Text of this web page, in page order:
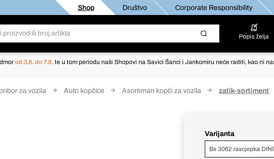
Shop Društvo Corporate Responsibility
Popis želja
od 3.8. do 7.8. te u tom periodu naši Shopovi na Savici Šanci i Jankomiru neće raditi, kao ni
za vozila Auto kopčice Asortiman kopči za vozila zatik-sortiment
Varijanta
Bs 3062 rascjepka